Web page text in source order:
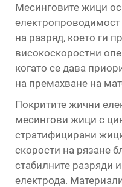
Месинговите жици
електропроводимост
на разряд, което ги
високоскоростни
когато се дава
на премахване на
Покритите жични
месингови жици с
стратифицирани
скорости на рязане
стабилните разряди
електрода.